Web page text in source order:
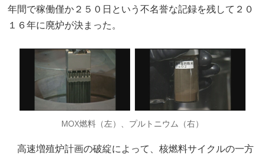
年間で稼働僅か２５０日という不名誉な記録を残して２０
１６年に廃炉が決まった。
MOX燃料（左）、プルトニウム（右）
高速増殖炉計画の破綻によって、核燃料サイクルの一方